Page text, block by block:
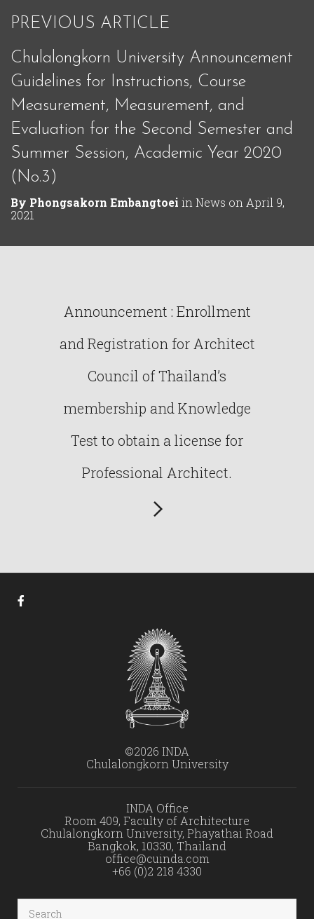
PREVIOUS ARTICLE
Chulalongkorn University Announcement
Guidelines for Instructions, Course
Measurement, Measurement, and
Evaluation for the Second Semester and
Summer Session, Academic Year 2020
(No.3)
By Phongsakorn Embangtoei in News on April 9,
2021
Announcement : Enrollment
and Registration for Architect
Council of Thailand’s
membership and Knowledge
Test to obtain a license for
Professional Architect.
©2026 INDA
Chulalongkorn University
INDA Office
Room 409, Faculty of Architecture
Chulalongkorn University, Phayathai Road
Bangkok, 10330, Thailand
office@cuinda.com
+66 (0)2 218 4330